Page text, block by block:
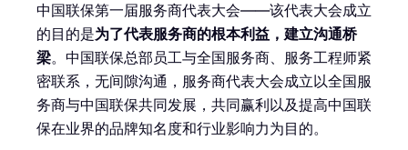
中国联保第一届服务商代表大会——该代表大会成立
的目的是为了代表服务商的根本利益，建立沟通桥
梁。中国联保总部员工与全国服务商、服务工程师紧
密联系，无间隙沟通，服务商代表大会成立以全国服
务商与中国联保共同发展，共同赢利以及提高中国联
保在业界的品牌知名度和行业影响力为目的。